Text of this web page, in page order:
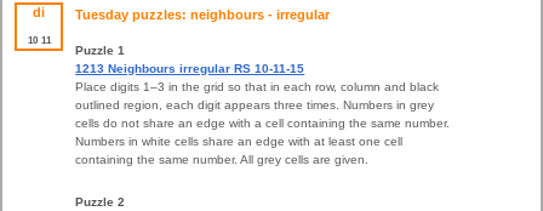
di
10 11
Tuesday puzzles: neighbours - irregular
Puzzle 1
1213 Neighbours irregular RS 10-11-15
Place digits 1–3 in the grid so that in each row, column and black
outlined region, each digit appears three times. Numbers in grey
cells do not share an edge with a cell containing the same number.
Numbers in white cells share an edge with at least one cell
containing the same number. All grey cells are given.
Puzzle 2